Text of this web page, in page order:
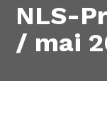
NLS-
/ mai